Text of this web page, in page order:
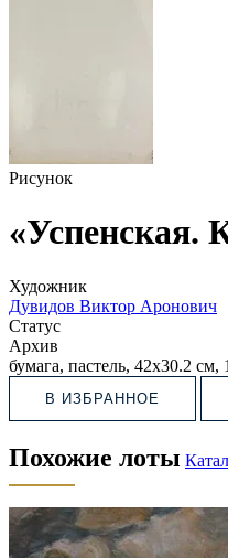
Рисунок
«Успенская.
Художник
Дувидов Виктор Аронович
Статус
Архив
бумага, пастель, 42х30.2 см,
В ИЗБРАННОЕ
Похожие лоты